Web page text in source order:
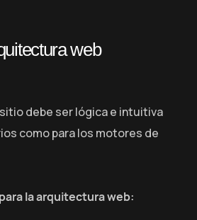
web
debe ser lógica e intuitiva
como para los motores de
la arquitectura web: